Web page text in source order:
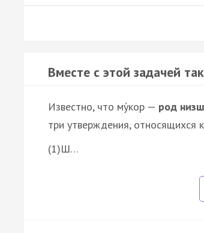
Вместе с этой задачей
Известно, что му́кор — род
три утверждения, относящихся
(1)Ш…